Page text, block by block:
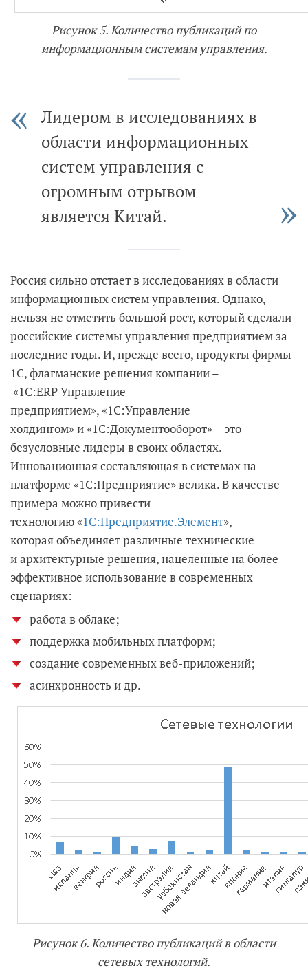
Рисунок 5. Количество публикаций по
информационным системам управления.
Лидером в исследованиях в
области информационных
систем управления с
огромным отрывом
является Китай.
Россия сильно отстает в исследованиях в области
информационных систем управления. Однако,
нельзя не отметить большой рост, который сделали
российские системы управления предприятием за
последние годы. И, прежде всего, продукты фирмы
1С, флагманские решения компании –
«1C:ERP Управление
предприятием», «1С:Управление
холдингом» и «1С:Документооборот» – это
безусловные лидеры в своих областях.
Инновационная составляющая в системах на
платформе «1С:Предприятие» велика. В качестве
примера можно привести
технологию «1С:Предприятие.Элемент»,
которая объединяет различные технические
и архитектурные решения, нацеленные на более
эффективное использование в современных
сценариях:
работа в облаке;
поддержка мобильных платформ;
создание современных веб-приложений;
асинхронность и др.
Рисунок 6. Количество публикаций в области
сетевых технологий.